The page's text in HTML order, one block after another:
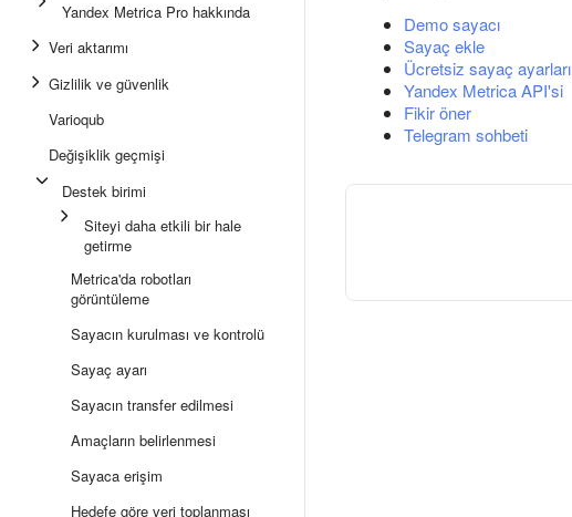
Yandex Metrica Pro hakkında
Veri aktarımı
Gizlilik ve güvenlik
Varioqub
Değişiklik geçmişi
Destek birimi
Siteyi daha etkili bir hale
getirme
Metrica'da robotları
görüntüleme
Sayacın kurulması ve kontrolü
Sayaç ayarı
Sayacın transfer edilmesi
Amaçların belirlenmesi
Sayaca erişim
Hedefe göre veri toplanması
Demo sayacı
Sayaç ekle
Ücretsiz sayaç ayarları
Yandex Metrica API'si
Fikir öner
Telegram sohbeti